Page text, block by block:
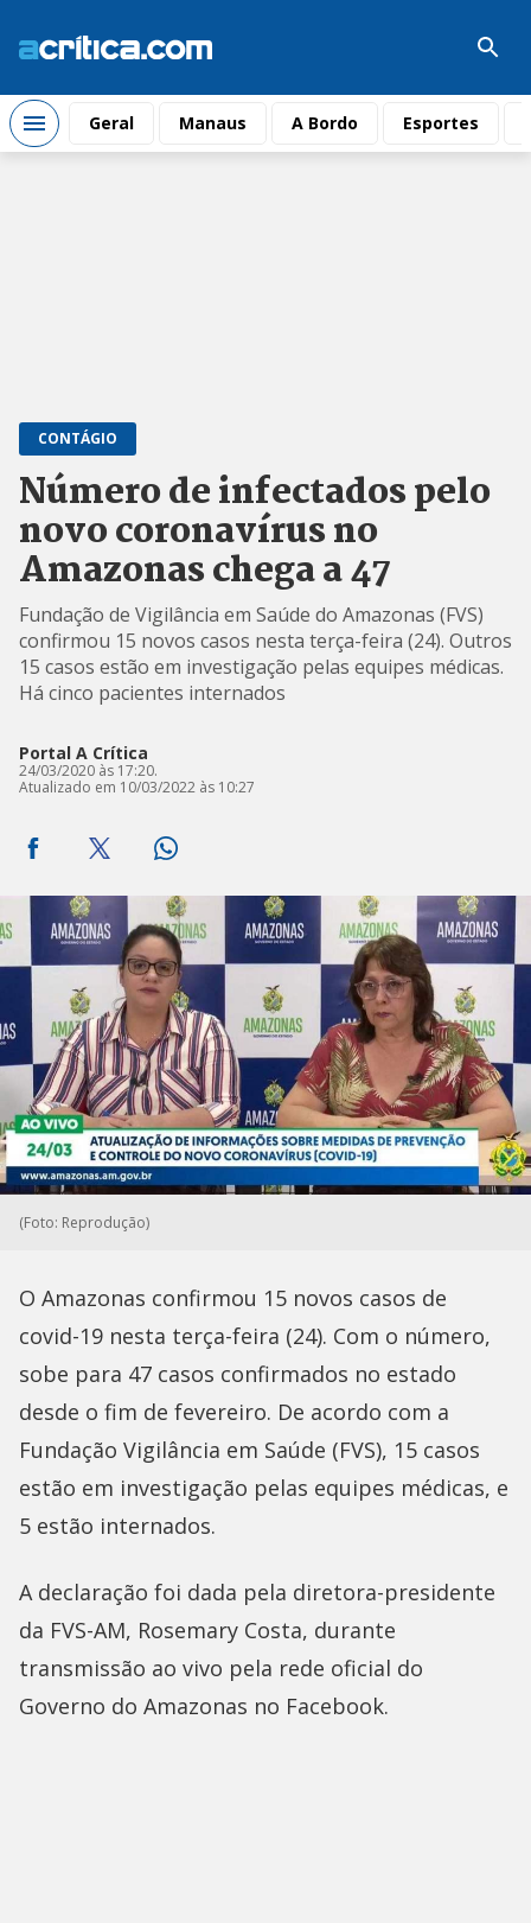
Geral Manaus A Bordo Esportes
CONTÁGIO
Número de infectados pelo
novo coronavírus no
Amazonas chega a 47
Fundação de Vigilância em Saúde do Amazonas (FVS)
confirmou 15 novos casos nesta terça-feira (24). Outros
15 casos estão em investigação pelas equipes médicas.
Há cinco pacientes internados
Portal A Crítica
24/03/2020 às 17:20.
Atualizado em 10/03/2022 às 10:27
(Foto: Reprodução)
O Amazonas confirmou 15 novos casos de
covid-19 nesta terça-feira (24). Com o número,
sobe para 47 casos confirmados no estado
desde o fim de fevereiro. De acordo com a
Fundação Vigilância em Saúde (FVS), 15 casos
estão em investigação pelas equipes médicas, e
5 estão internados.
A declaração foi dada pela diretora-presidente
da FVS-AM, Rosemary Costa, durante
transmissão ao vivo pela rede oficial do
Governo do Amazonas no Facebook.